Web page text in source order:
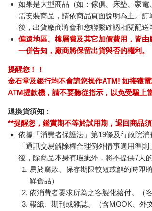
如果是大型商品（如：傢俱、床墊、家電
需安裝商品，請依商品頁面說明為主。訂
後，出貨廠商將會和您聯繫確認相關配送
偏遠地區、樓層費及其它加價費用，皆由
一併告知，廠商將保留出貨與否的權利。
提醒您！！
金石堂及銀行均不會請您操作ATM! 如接獲
ATM提款機，請不要聽從指示，以免受騙上
退換貨須知：
**提醒您，鑑賞期不等於試用期，退回商品
依據「消費者保護法」第19條及行政院消
「通訊交易解除權合理例外情事適用準
後，除商品本身有瑕疵外，將不提供7天
易於腐敗、保存期限較短或解約時即
鮮食品）
依消費者要求所為之客製化給付。（客
報紙、期刊或雜誌。（含MOOK、外文